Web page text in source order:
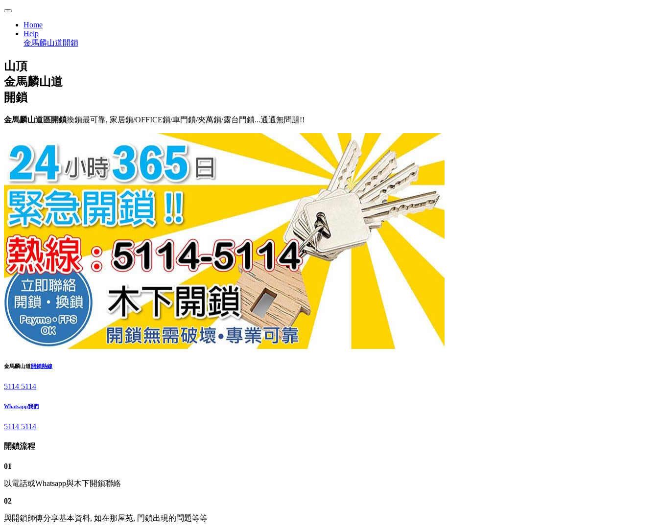
Home
Help
金馬麟山道開鎖
山頂
金馬麟山道
開鎖
金馬麟山道區開鎖換鎖最可靠, 家居鎖/OFFICE鎖/車門鎖/夾萬鎖/露台門鎖...通通無問題!!
金馬麟山道開鎖熱線
5114 5114
Whatsapp我們
5114 5114
開鎖流程
01
以電話或Whatsapp與木下開鎖聯絡
02
與開鎖師傅分享基本資料, 如在那屋苑, 門鎖出現的問題等等